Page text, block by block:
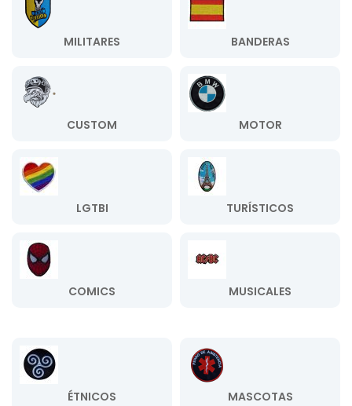
MILITARES BANDERAS
CUSTOM MOTOR
LGTBI TURÍSTICOS
COMICS MUSICALES
ÉTNICOS MASCOTAS